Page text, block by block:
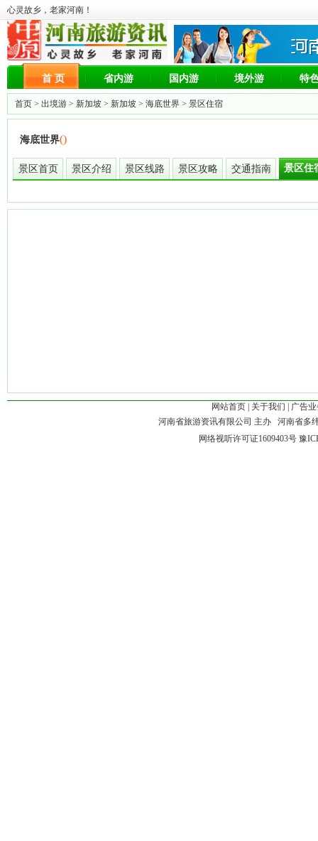
心灵故乡，老家河南！
首 页 省内游 国内游 境外游 特
首页 > 出境游 > 新加坡 > 新加坡 > 海底世界 > 景区住宿
海底世界()
景区首页 景区介绍 景区线路 景区攻略 交通指南 景区住
网站首页 关于我们
广告
河南省旅游资讯有限公司 主办 河南省多
网络视听许可证1609403号豫